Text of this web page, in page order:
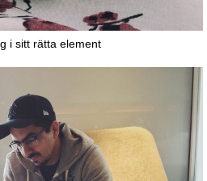
i sitt rätta element